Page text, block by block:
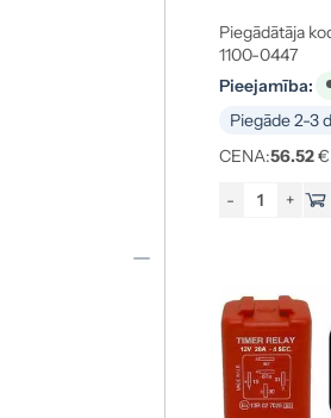
Piegādātāja
1100-0447
Pieejamība:
Piegāde 2-3
CENA:56.52€
- +